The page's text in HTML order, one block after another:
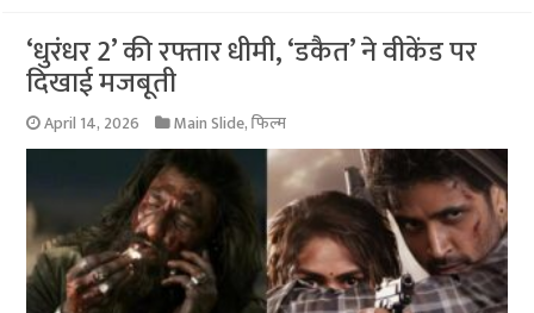
‘धुरंधर 2’ की रफ्तार धीमी, ‘डकैत’ ने वीकेंड पर
दिखाई मजबूती
April 14, 2026 Main Slide,फिल्म